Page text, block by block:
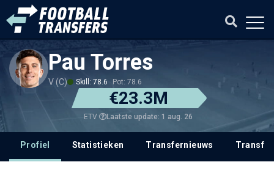
Pau Torres
V (C) Skill: 78.6 Pot: 78.6
€23.3M
ETV Laatste update: 1 aug. 26
Profiel Statistieken Transfernieuws